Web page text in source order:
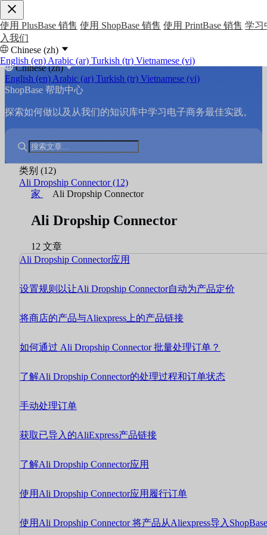
使用 PlusBase 销售 使用 ShopBase 销售 使用 PrintBase 销售 学习
入我们
Chinese (zh)
English (en) Arabic (ar) Turkish (tr) Vietnamese (vi)
Chinese (zh)
English (en) Arabic (ar) Turkish (tr) Vietnamese (vi)
ShopBase 帮助中心
探索如何做以及从我们的知识库中学习电子商务最佳实践。
类别 (12)
Ali Dropship Connector(12)
家
Ali Dropship Connector
Ali Dropship Connector
12 文章
Ali Dropship Connector应用
设置规则以让Ali Dropship Connector自动为产品定价
将商店的产品与Aliexpress上的产品链接
如何通过 Ali Dropship Connector 批量处理订单？
了解Ali Dropship Connector的处理过程和订单状态
手动处理订单
获取已导入的AliExpress产品链接
了解Ali Dropship Connector应用
使用Ali Dropship Connector应用履行订单
使用Ali Dropship Connector 将产品从Aliexpress导入ShopBase